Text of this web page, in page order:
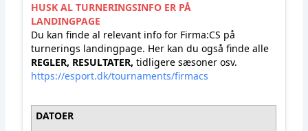
HUSK AL TURNERINGSINFO ER PÅ
LANDINGPAGE
Du kan finde al relevant info for Firma:CS på
turnerings landingpage. Her kan du også finde alle
REGLER, RESULTATER, tidligere sæsoner osv.
https://esport.dk/tournaments/firmacs
DATOER